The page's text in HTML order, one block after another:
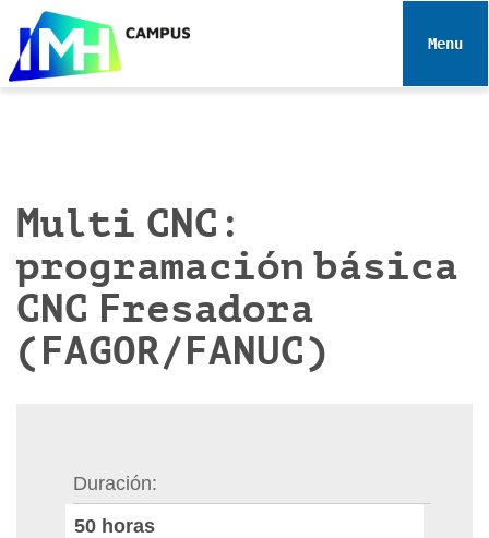
e
Toggle
Multi CNC:
programación básica
CNC Fresadora
(FAGOR/FANUC)
Duración
50 horas